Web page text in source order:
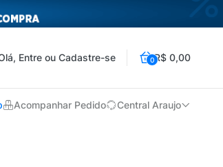
Entre ou Cadastre-se 0R$ 0,00
Acompanhar Pedido Central Araujo